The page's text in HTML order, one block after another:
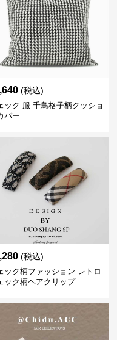
(税込)
ック 服 千鳥格子柄クッショ
バー
(税込)
ック柄ファッション レトロ
ック柄ヘアクリップ